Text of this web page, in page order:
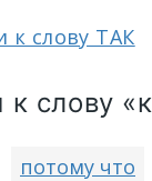
к слову ТАК
слову
потому что